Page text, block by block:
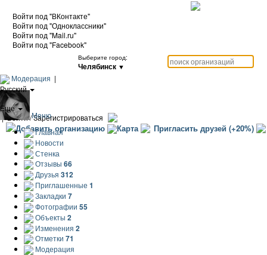
Войти под "ВКонтакте"
Войти под "Одноклассники"
Войти под "Mail.ru"
Войти под "Facebook"
Выберите город:
Челябинск ▼
Модерация |
Русский
|
Еще
|Войти / Зарегистрироваться
Добавить организацию Карта Пригласить друзей (+20%)
Меню
Главная
Новости
Стенка
Отзывы 66
Друзья 312
Приглашенные 1
Закладки 7
Фотографии 55
Объекты 2
Изменения 2
Отметки 71
Модерация